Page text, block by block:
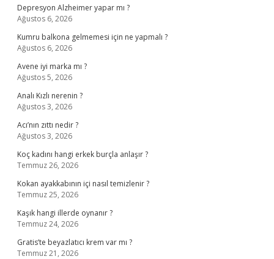
Depresyon Alzheimer yapar mı ?
Ağustos 6, 2026
Kumru balkona gelmemesi için ne yapmalı ?
Ağustos 6, 2026
Avene iyi marka mı ?
Ağustos 5, 2026
Analı Kızlı nerenin ?
Ağustos 3, 2026
Acı’nın zıttı nedir ?
Ağustos 3, 2026
Koç kadını hangi erkek burçla anlaşır ?
Temmuz 26, 2026
Kokan ayakkabının içi nasıl temizlenir ?
Temmuz 25, 2026
Kaşık hangi illerde oynanır ?
Temmuz 24, 2026
Gratis’te beyazlatıcı krem var mı ?
Temmuz 21, 2026